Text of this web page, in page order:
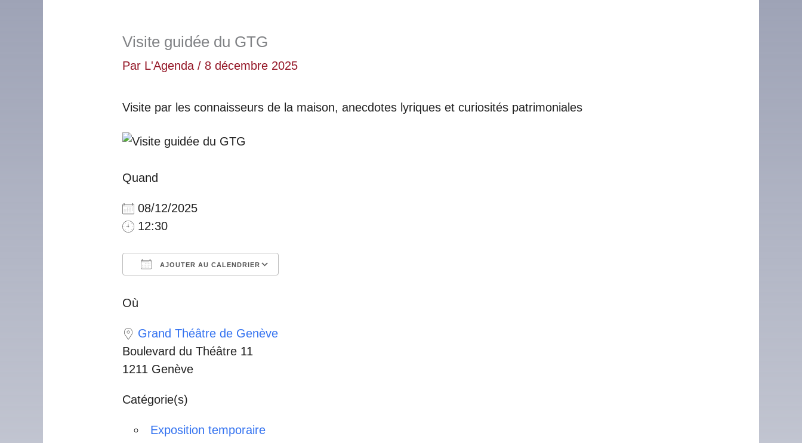
Visite guidée du GTG
Par L'Agenda/ 8 décembre 2025
Visite par les connaisseurs de la maison, anecdotes lyriques et curiosités patrimoniales
Quand
08/12/2025
12:30
AJOUTER AU CALENDRIER
Où
Grand Théâtre de Genève
Boulevard du Théâtre 11
1211 Genève
Catégorie(s)
Exposition temporaire